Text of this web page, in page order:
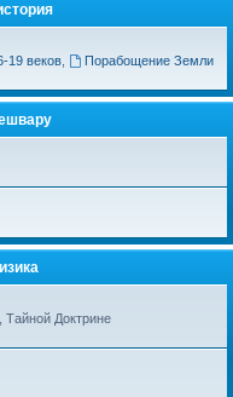
19 веков,
Порабощение Земли
Доктрине